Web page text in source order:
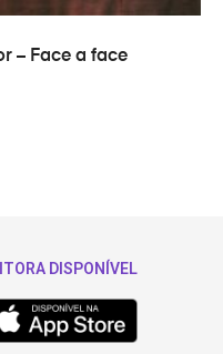
– Face a face
DISPONÍVEL